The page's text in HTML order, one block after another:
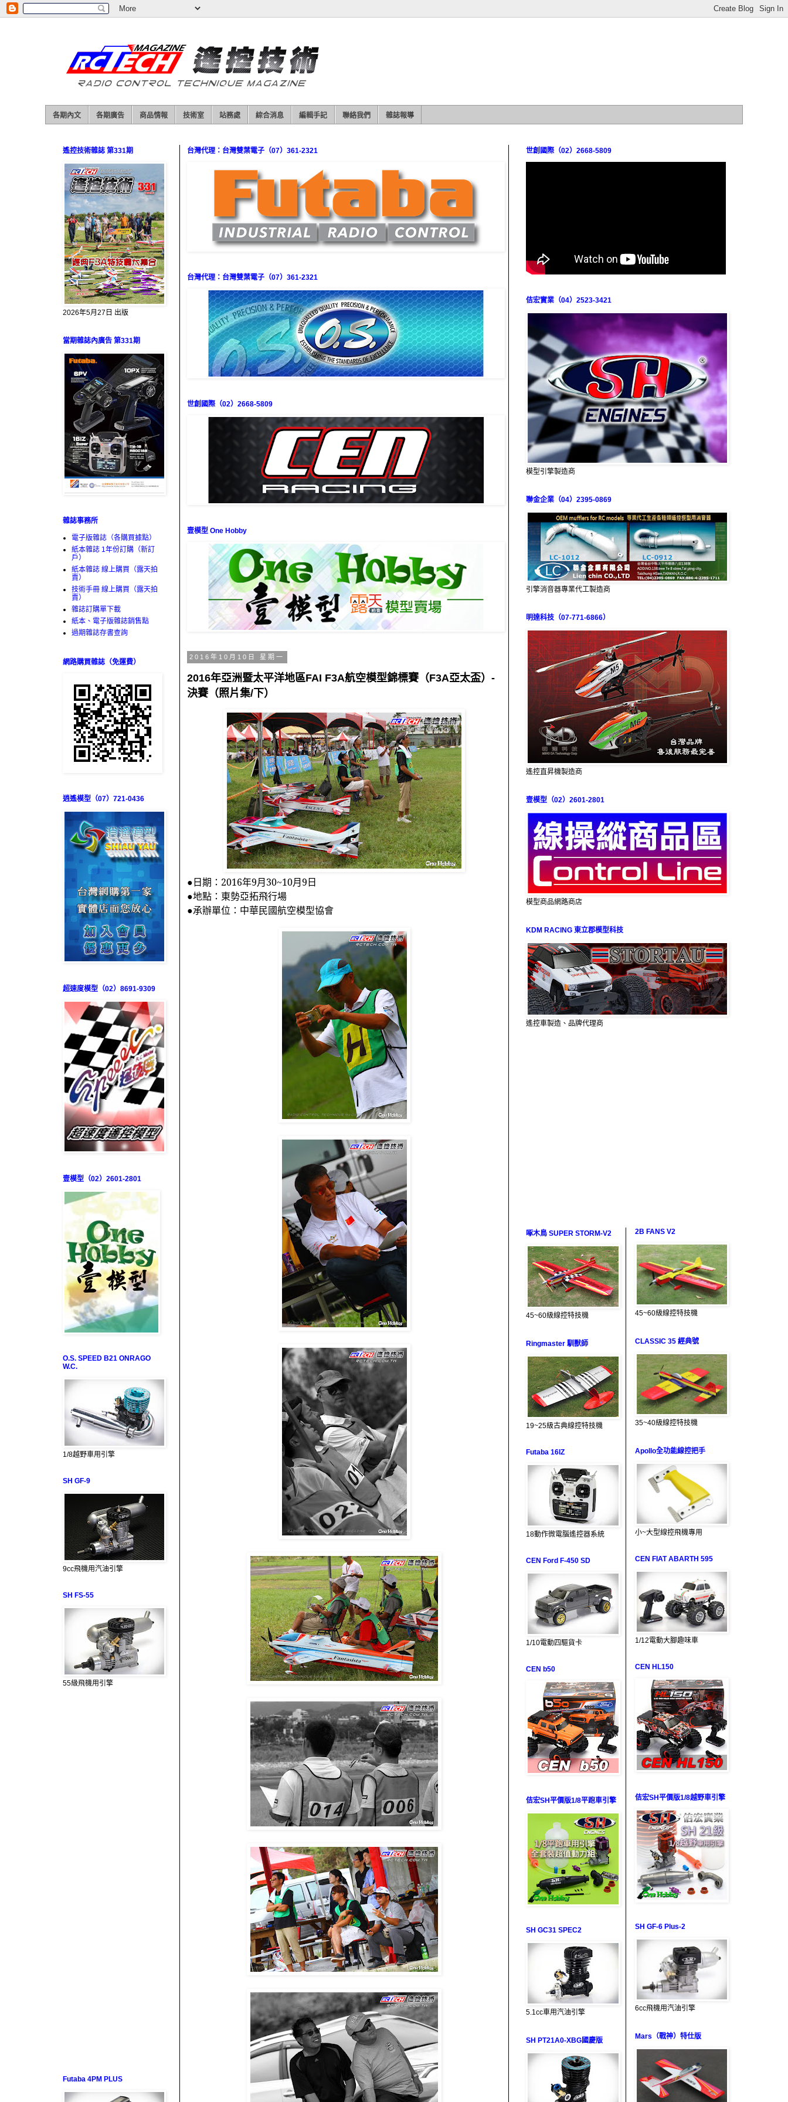
各期內文 各期廣告 商品情報 技術室 站務處 綜合消息 編輯手記 聯絡我們 雜誌報導
台灣代理：台灣雙葉電子（07）361-2321
台灣代理：台灣雙葉電子（07）361-2321
世創國際（02）2668-5809
壹模型 One Hobby
2016年10月10日 星期一
2016年亞洲暨太平洋地區FAI F3A航空模型錦標賽（F3A亞太盃）-
決賽（照片集/下）
●日期： 2016年9月30~10月9日
●地點：東勢亞拓飛行場
●承辦單位：中華民國航空模型協會
遙控技術雜誌 第331期
2026年5月27日 出版
當期雜誌內廣告 第331期
雜誌事務所
電子版雜誌（各購買據點）
紙本雜誌 1年份訂購（新訂
戶）
紙本雜誌 線上購買（露天拍
賣）
技術手冊 線上購買（露天拍
賣）
雜誌訂購單下載
紙本、電子版雜誌銷售點
過期雜誌存書查詢
網路購買雜誌（免運費）
逍遙模型（07）721-0436
超速度模型（02）8691-9309
壹模型（02）2601-2801
O.S. SPEED B21 ONRAGO
W.C.
1/8越野車用引擎
SH GF-9
9cc飛機用汽油引擎
SH FS-55
55級飛機用引擎
Futaba 4PM PLUS
世創國際（02）2668-5809
佶宏實業（04）2523-3421
模型引擎製造商
聯金企業（04）2395-0869
引擎消音器專業代工製造商
明達科技（07-771-6866）
遙控直昇機製造商
壹模型（02）2601-2801
模型商品網路商店
KDM RACING 東立郡模型科技
遙控車製造、品牌代理商
啄木鳥 SUPER STORM-V2
45~60級線控特技機
Ringmaster 馴獸師
19~25級古典線控特技機
Futaba 16IZ
18動作微電腦遙控器系統
CEN Ford F-450 SD
1/10電動四驅貨卡
CEN b50
佶宏SH平價版1/8平跑車引擎
SH GC31 SPEC2
5.1cc車用汽油引擎
SH PT21A0-XBG國慶版
2B FANS V2
45~60級線控特技機
CLASSIC 35 經典號
35~40級線控特技機
Apollo全功能線控把手
小~大型線控飛機專用
CEN FIAT ABARTH 595
1/12電動大腳趣味車
CEN HL150
佶宏SH平價版1/8越野車引擎
SH GF-6 Plus-2
6cc飛機用汽油引擎
Mars（戰神）特仕版